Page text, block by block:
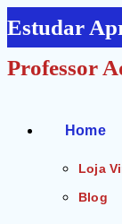
Ir
para
o
Estudar
Professor
Home
Loja
Blog